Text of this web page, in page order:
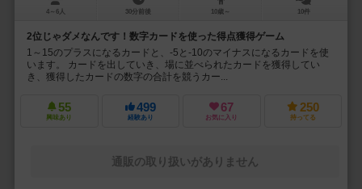
4～6人 30分前後 10歳～ 10件
2位じゃダメなんです！数字カードを使った得点獲得ゲーム
1～15のプラスになるカードと、-5と-10のマイナスになるカードを使
います。 カードを出していき、場に並べられたカードを獲得してい
き、獲得したカードの数字の合計を競うカー...
55
興味あり
499
経験あり
67
お気に入り
250
持ってる
通販の取り扱いがありません